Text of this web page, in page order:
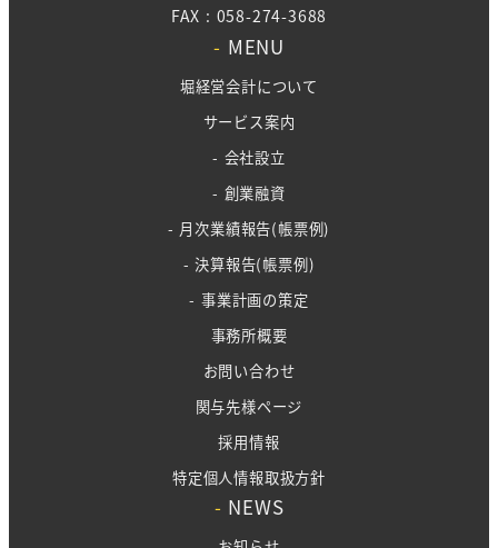
FAX : 058-274-3688
- MENU
堀経営会計について
サービス案内
- 会社設立
- 創業融資
- 月次業績報告(帳票例)
- 決算報告(帳票例)
- 事業計画の策定
事務所概要
お問い合わせ
関与先様ページ
採用情報
特定個人情報取扱方針
- NEWS